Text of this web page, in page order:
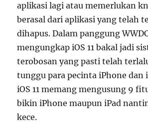
aplikasi lagi atau memerlukan
berasal dari aplikasi yang telah
dihapus. Dalam panggung
mengungkap iOS 11 bakal jadi
terobosan yang pasti telah
tunggu para pecinta iPhone dan
iOS 11 memang mengusung 9
bikin iPhone maupun iPad
kece.